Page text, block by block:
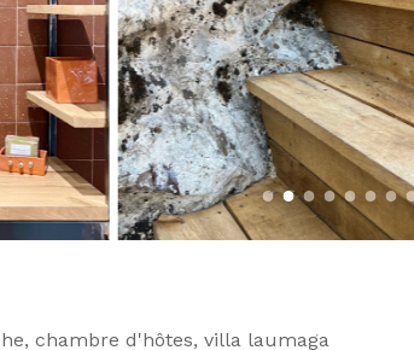
, chambre d'hôtes, villa laumaga